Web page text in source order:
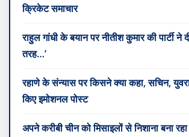
क्रिकेट समाचार
राहुल गांधी के बयान पर नीतीश कुमार की पार्टी ने
तरह…’
रहाणे के संन्यास पर किसने क्या कहा, सचिन,
किए इमोशनल पोस्ट
अपने करीबी चीन को मिसाइलों से निशाना बना